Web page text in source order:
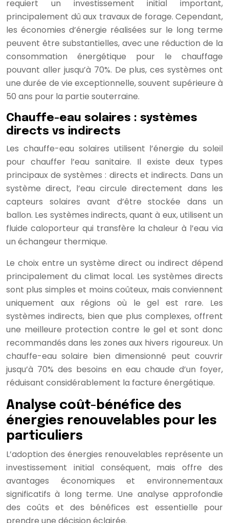
requiert un investissement initial important,
principalement dû aux travaux de forage. Cependant,
les économies d’énergie réalisées sur le long terme
peuvent être substantielles, avec une réduction de la
consommation énergétique pour le chauffage
pouvant aller jusqu’à 70%. De plus, ces systèmes ont
une durée de vie exceptionnelle, souvent supérieure à
50 ans pour la partie souterraine.
Chauffe-eau solaires : systèmes
directs vs indirects
Les chauffe-eau solaires utilisent l’énergie du soleil
pour chauffer l’eau sanitaire. Il existe deux types
principaux de systèmes : directs et indirects. Dans un
système direct, l’eau circule directement dans les
capteurs solaires avant d’être stockée dans un
ballon. Les systèmes indirects, quant à eux, utilisent un
fluide caloporteur qui transfère la chaleur à l’eau via
un échangeur thermique.
Le choix entre un système direct ou indirect dépend
principalement du climat local. Les systèmes directs
sont plus simples et moins coûteux, mais conviennent
uniquement aux régions où le gel est rare. Les
systèmes indirects, bien que plus complexes, offrent
une meilleure protection contre le gel et sont donc
recommandés dans les zones aux hivers rigoureux. Un
chauffe-eau solaire bien dimensionné peut couvrir
jusqu’à 70% des besoins en eau chaude d’un foyer,
réduisant considérablement la facture énergétique.
Analyse coût-bénéfice des
énergies renouvelables pour les
particuliers
L’adoption des énergies renouvelables représente un
investissement initial conséquent, mais offre des
avantages économiques et environnementaux
significatifs à long terme. Une analyse approfondie
des coûts et des bénéfices est essentielle pour